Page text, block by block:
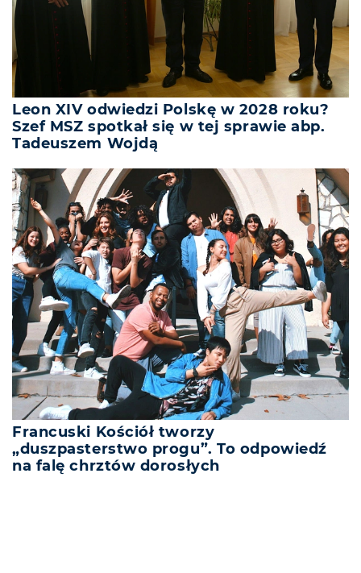
Leon XIV odwiedzi Polskę w 2028 roku?
Szef MSZ spotkał się w tej sprawie abp.
Tadeuszem Wojdą
Francuski Kościół tworzy
„duszpasterstwo progu”. To odpowiedź
na falę chrztów dorosłych